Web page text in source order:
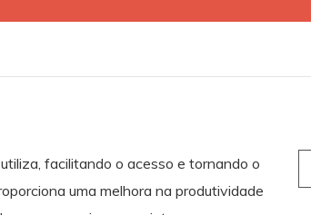
facilitando o acesso e tornando o
uma melhora na produtividade